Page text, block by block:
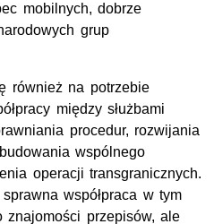
mobilnych, dobrze
grup
również na potrzebie
między służbami
procedur, rozwijania
wspólnego
operacji transgranicznych.
współpraca w tym
przepisów, ale